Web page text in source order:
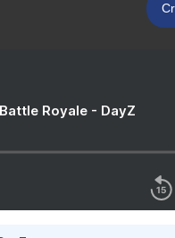
Royale - DayZ